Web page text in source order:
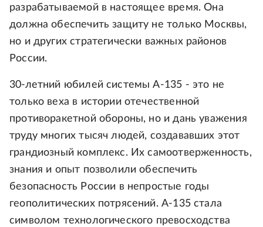
разрабатываемой в настоящее время. Она
должна обеспечить защиту не только Москвы,
но и других стратегически важных районов
России.
30-летний юбилей системы А-135 - это не
только веха в истории отечественной
противоракетной обороны, но и дань уважения
труду многих тысяч людей, создававших этот
грандиозный комплекс. Их самоотверженность,
знания и опыт позволили обеспечить
безопасность России в непростые годы
геополитических потрясений. А-135 стала
символом технологического превосходства